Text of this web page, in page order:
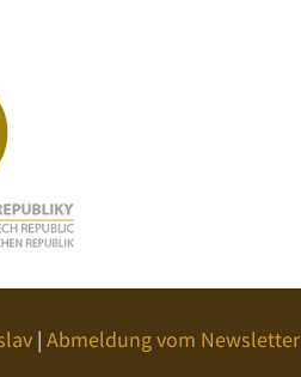
| Abmeldung vom Newsletter